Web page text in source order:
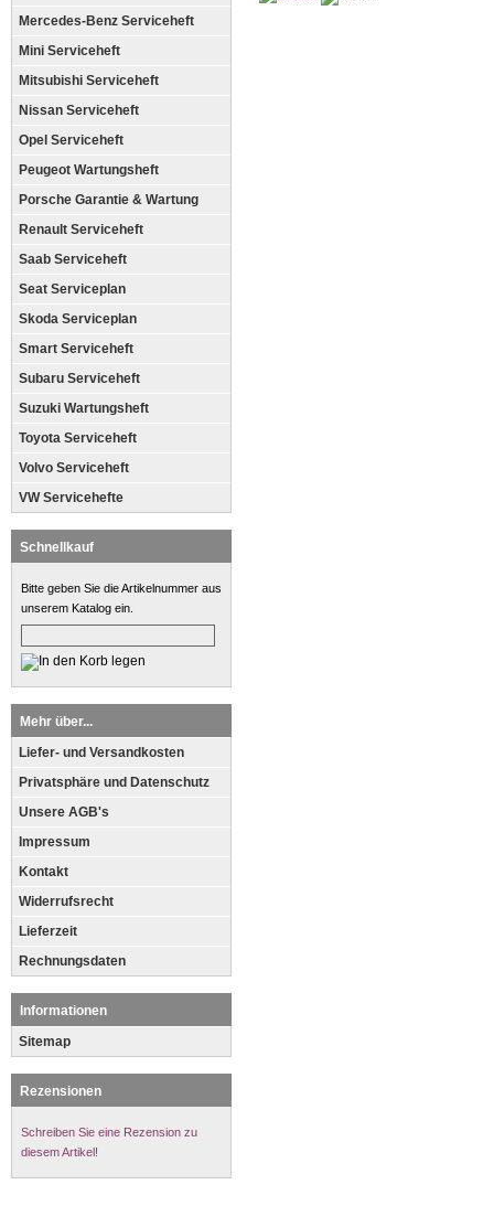
Mercedes-Benz Serviceheft
Mini Serviceheft
Mitsubishi Serviceheft
Nissan Serviceheft
Opel Serviceheft
Peugeot Wartungsheft
Porsche Garantie & Wartung
Renault Serviceheft
Saab Serviceheft
Seat Serviceplan
Skoda Serviceplan
Smart Serviceheft
Subaru Serviceheft
Suzuki Wartungsheft
Toyota Serviceheft
Volvo Serviceheft
VW Servicehefte
Schnellkauf
Bitte geben Sie die Artikelnummer aus
unserem Katalog ein.
Mehr über...
Liefer- und Versandkosten
Privatsphäre und Datenschutz
Unsere AGB's
Impressum
Kontakt
Widerrufsrecht
Lieferzeit
Rechnungsdaten
Informationen
Sitemap
Rezensionen
Schreiben Sie eine Rezension zu
diesem Artikel!